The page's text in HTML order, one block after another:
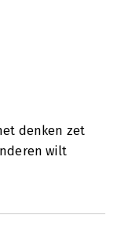
denken zet
wilt